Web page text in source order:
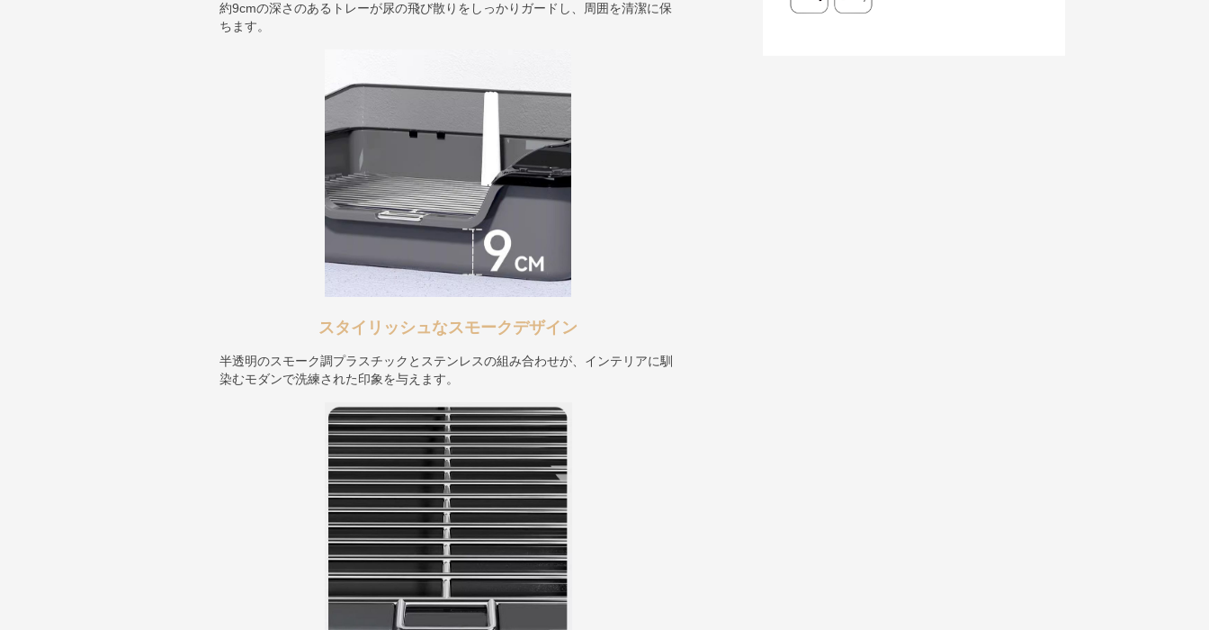
約9cmの深さのあるトレーが尿の飛び散りをしっかりガードし、周囲を清潔に保
ちます。
スタイリッシュなスモークデザイン
半透明のスモーク調プラスチックとステンレスの組み合わせが、インテリアに馴
染むモダンで洗練された印象を与えます。